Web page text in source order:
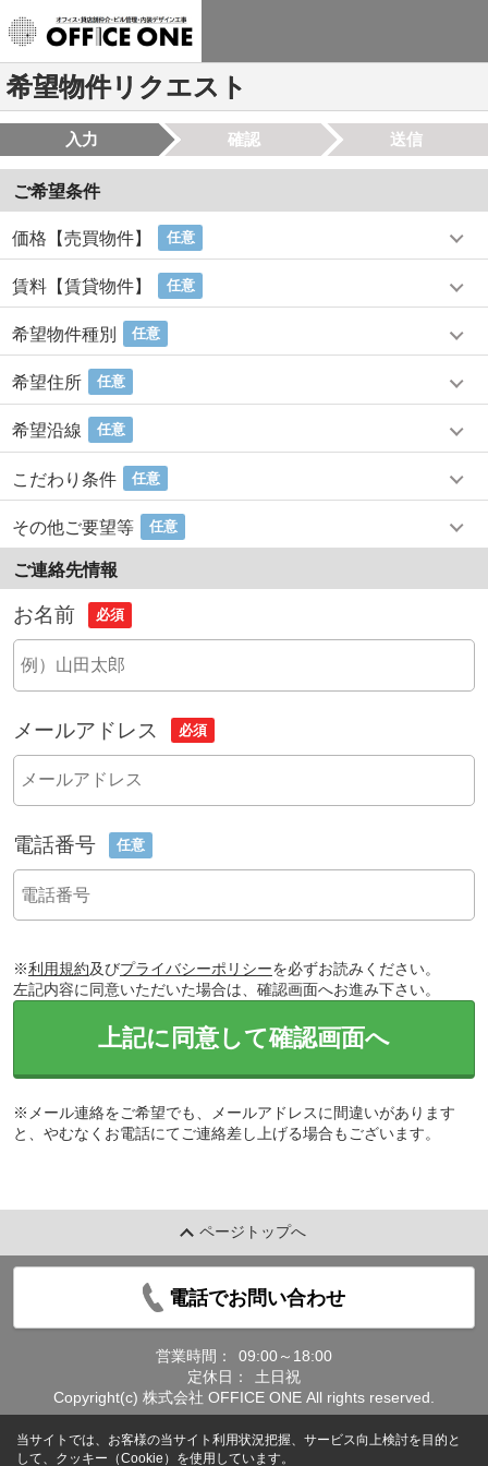
希望物件リクエスト
入力 確認 送信
ご希望条件
価格【売買物件】 任意
賃料【賃貸物件】 任意
希望物件種別 任意
希望住所 任意
希望沿線 任意
こだわり条件 任意
その他ご要望等 任意
ご連絡先情報
お名前 必須
メールアドレス 必須
電話番号 任意
※利用規約及びプライバシーポリシーを必ずお読みください。
左記内容に同意いただいた場合は、確認画面へお進み下さい。
上記に同意して確認画面へ
※メール連絡をご希望でも、メールアドレスに間違いがあります
と、やむなくお電話にてご連絡差し上げる場合もございます。
ページトップへ
電話でお問い合わせ
営業時間：
09:00～18:00
定休日：
土日祝
Copyright(c) 株式会社 OFFICE ONE All rights reserved.
当サイトでは、お客様の当サイト利用状況把握、サービス向上検討を目的と
して、クッキー（Cookie）を使用しています。